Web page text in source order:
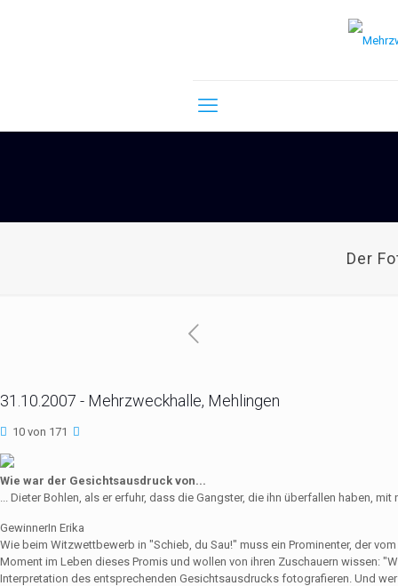
Der
31.10.2007 - Mehrzweckhalle, Mehlingen
10 von 171
Wie war der Gesichtsausdruck von...
... Dieter Bohlen, als er erfuhr, dass die Gangster, die ihn überfallen haben,
GewinnerIn Erika
Wie beim Witzwettbewerb in "Schieb, du Sau!" muss ein Prominenter, der
Moment im Leben dieses Promis und wollen von ihren Zuschauern wissen:
Interpretation des entsprechenden Gesichtsausdrucks fotografieren. Und